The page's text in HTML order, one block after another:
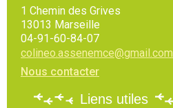
1 Chemin des Grives
13013 Marseille
04-91-60-84-07
colineo.assenemce@gmail.com
Nous contacter
Liens utiles